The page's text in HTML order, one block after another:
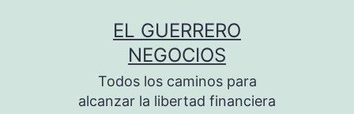
EL GUERRERO
NEGOCIOS
Todos los caminos para
alcanzar la libertad financiera